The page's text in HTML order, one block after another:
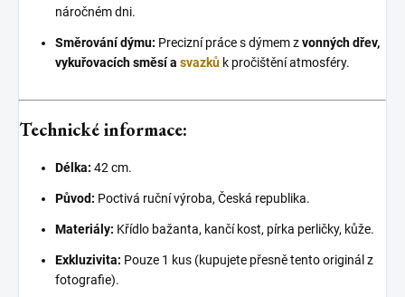
náročném dni.
Směrování dýmu: Precizní práce s dýmem zvonných dřev,
vykuřovacích směsí a svazků k pročištění atmosféry.
Technické informace:
Délka: 42 cm.
Původ: Poctivá ruční výroba, Česká republika.
Materiály: Křídlo bažanta, kančí kost, pírka perličky, kůže.
Exkluzivita: Pouze 1 kus (kupujete přesně tento originál z
fotografie).